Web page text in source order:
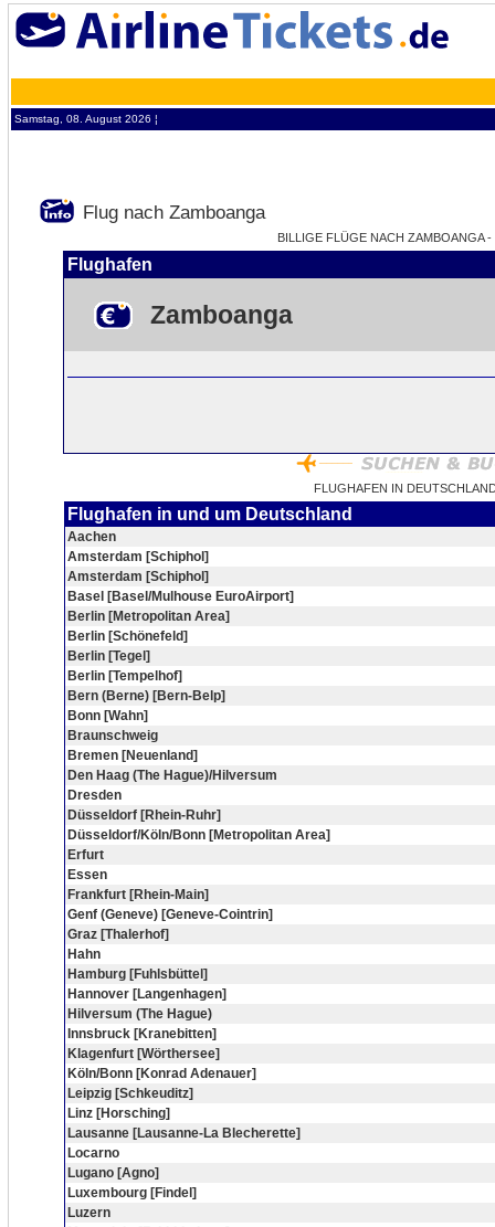
Samstag, 08. August 2026 ¦
Flug nach Zamboanga
BILLIGE FLÜGE NACH ZAMBOANGA
Flughafen
Zamboanga
FLUGHAFEN IN
Flughafen in und um Deutschland
Aachen
Amsterdam [Schiphol]
Amsterdam [Schiphol]
Basel [Basel/Mulhouse EuroAirport]
Berlin [Metropolitan Area]
Berlin [Schönefeld]
Berlin [Tegel]
Berlin [Tempelhof]
Bern (Berne) [Bern-Belp]
Bonn [Wahn]
Braunschweig
Bremen [Neuenland]
Den Haag (The Hague)/Hilversum
Dresden
Düsseldorf [Rhein-Ruhr]
Düsseldorf/Köln/Bonn [Metropolitan Area]
Erfurt
Essen
Frankfurt [Rhein-Main]
Genf (Geneve) [Geneve-Cointrin]
Graz [Thalerhof]
Hahn
Hamburg [Fuhlsbüttel]
Hannover [Langenhagen]
Hilversum (The Hague)
Innsbruck [Kranebitten]
Klagenfurt [Wörthersee]
Köln/Bonn [Konrad Adenauer]
Leipzig [Schkeuditz]
Linz [Horsching]
Lausanne [Lausanne-La Blecherette]
Locarno
Lugano [Agno]
Luxembourg [Findel]
Luzern